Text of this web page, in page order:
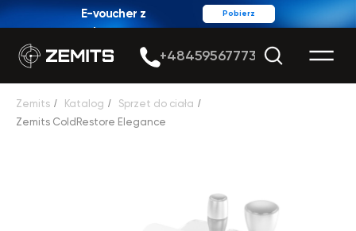
Pobierz
E-voucher z
rabatem
Zemits / Katalog / Sprzet do ciała /
Zemits ColdRestore Elegance